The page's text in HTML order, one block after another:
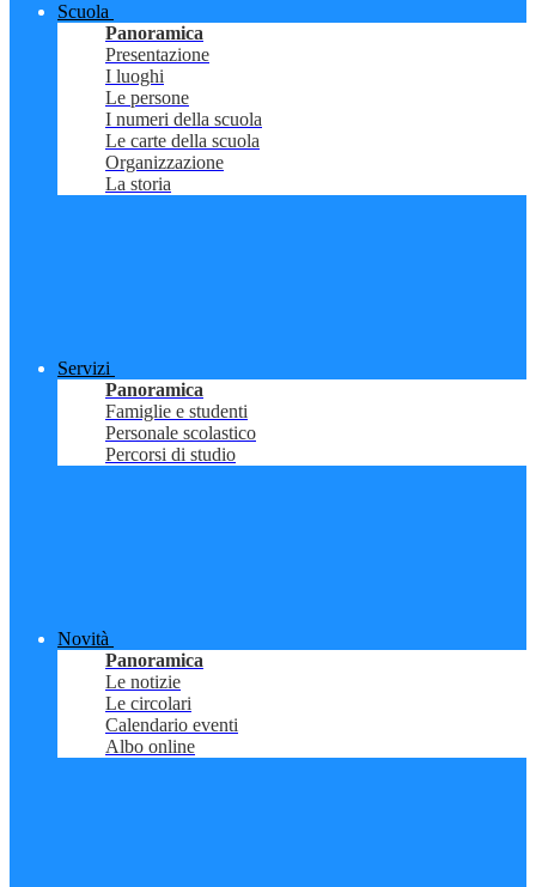
Scuola
Panoramica
Presentazione
I luoghi
Le persone
I numeri della scuola
Le carte della scuola
Organizzazione
La storia
Servizi
Panoramica
Famiglie e studenti
Personale scolastico
Percorsi di studio
Novità
Panoramica
Le notizie
Le circolari
Calendario eventi
Albo online